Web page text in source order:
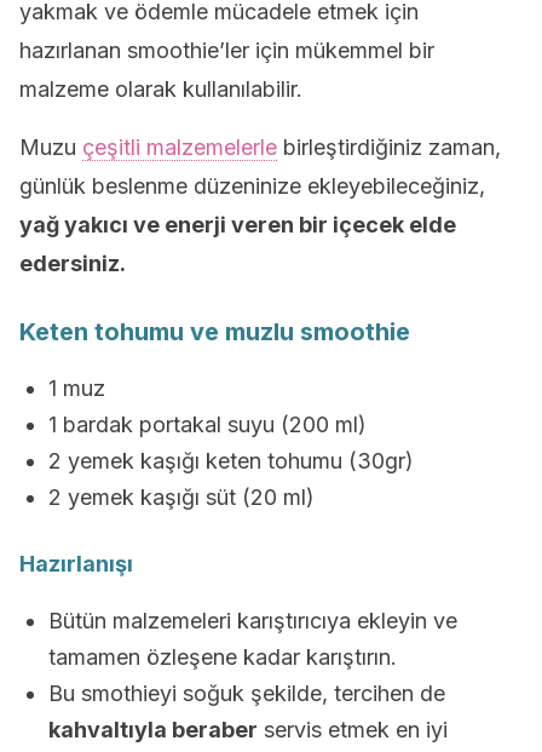
yakmak ve ödemle mücadele etmek için
hazırlanan smoothie’ler için mükemmel bir
malzeme olarak kullanılabilir.
Muzu çeşitli malzemelerle birleştirdiğiniz zaman,
günlük beslenme düzeninize ekleyebileceğiniz,
yağ yakıcı ve enerji veren bir içecek elde
edersiniz.
Keten tohumu ve muzlu smoothie
1 muz
1 bardak portakal suyu (200 ml)
2 yemek kaşığı keten tohumu (30gr)
2 yemek kaşığı süt (20 ml)
Hazırlanışı
Bütün malzemeleri karıştırıcıya ekleyin ve
tamamen özleşene kadar karıştırın.
Bu smothieyi soğuk şekilde, tercihen de
kahvaltıyla beraber servis etmek en iyi